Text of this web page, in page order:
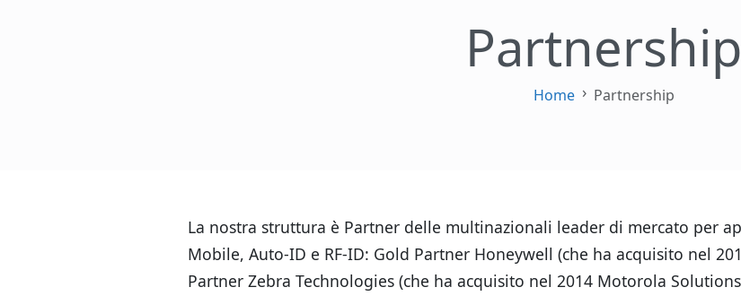
Partnership
Home Partnership
La nostra struttura è Partner delle multinazionali leader di mercato per
Mobile, Auto-ID e RF-ID: Gold Partner Honeywell (che ha acquisito nel
Partner Zebra Technologies (che ha acquisito nel 2014 Motorola